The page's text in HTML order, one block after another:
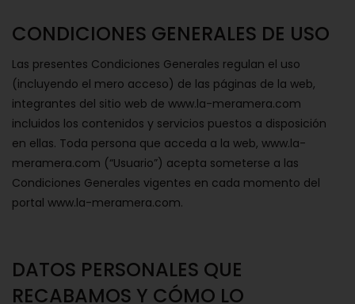
CONDICIONES GENERALES DE USO
Las presentes Condiciones Generales regulan el uso
(incluyendo el mero acceso) de las páginas de la web,
integrantes del sitio web de www.la-meramera.com
incluidos los contenidos y servicios puestos a disposición
en ellas. Toda persona que acceda a la web, www.la-
meramera.com (“Usuario”) acepta someterse a las
Condiciones Generales vigentes en cada momento del
portal www.la-meramera.com.
DATOS PERSONALES QUE
RECABAMOS Y CÓMO LO